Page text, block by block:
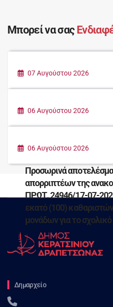
Μπορεί να σας
07 Αυγούστου 2026
06 Αυγούστου 2026
ΤΟΥΣ ΠΛΗΓΕΝΤΕΣ
06 Αυγούστου 2026
Προσωρινά
απορριπτέων της
ΠΡΩΤ. 24946/17-07-
εκατό (100)
μονάδων για το
Δημαρχείο